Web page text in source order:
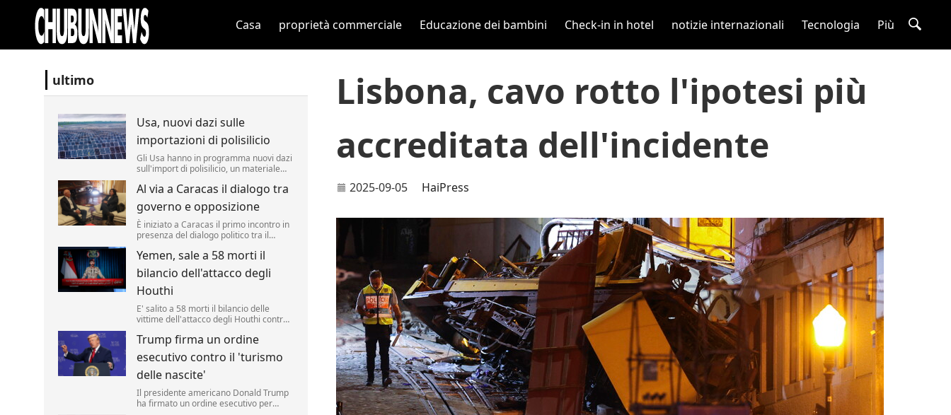
Casa proprietà commerciale Educazione dei bambini Check-in in hotel notizie internazionali Tecnologia Più
ultimo
Usa, nuovi dazi sulle
importazioni di polisilicio
Gli Usa hanno in programma nuovi dazi
sull'import di polisilicio, un materiale
semiconduttori. Lo ha annunciato il
segretario al Commercio Howard
Lutnick, definendo il materiale un
"prodotto fondamentale" per i chip.
Al via a Caracas il dialogo tra
governo e opposizione
È iniziato a Caracas il primo incontro in
presenza del dialogo politico tra il
delegazione dell'opposizione, un
processo sostenuto dagli Stati Uniti con
l'obiettivo dichiarato di favorire una
transizione verso nuove elezioni nel P...
Yemen, sale a 58 morti il
bilancio dell'attacco degli
Houthi
E' salito a 58 morti il bilancio delle
vittime dell'attacco degli Houthi contro i
yemenite. Lo riporta una fonte militare.
Trump firma un ordine
esecutivo contro il 'turismo
delle nascite'
Il presidente americano Donald Trump
ha firmato un ordine esecutivo per
Lisbona, cavo rotto l'ipotesi più
accreditata dell'incidente
2025-09-05 HaiPress